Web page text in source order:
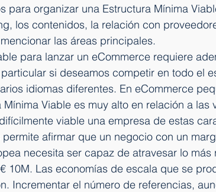
para organizar una Estructura Mínima
los contenidos, la relación con
las áreas principales.
para lanzar un eCommerce requiere
si deseamos competir en todo el
idiomas diferentes. En eCommerce
Viable es muy alto en relación a las
viable una empresa de estas
afirmar que un negocio con un
necesita ser capaz de atravesar lo
10M. Las economías de escala que se
Incrementar el número de referencias,